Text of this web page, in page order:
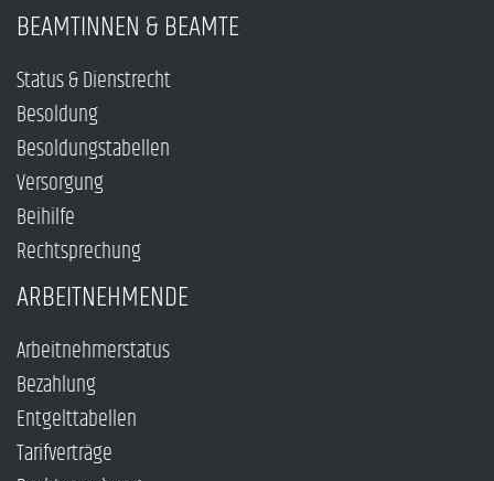
BEAMTINNEN & BEAMTE
Status & Dienstrecht
Besoldung
Besoldungstabellen
Versorgung
Beihilfe
Rechtsprechung
ARBEITNEHMENDE
Arbeitnehmerstatus
Bezahlung
Entgelttabellen
Tarifverträge